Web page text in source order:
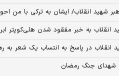
شهید انقلاب/ ایشان به ترکی با من
انقلاب به خبر مفقود شدن هلی‌کوپتر
انقلاب در پاسخ به انتساب یک شعر به
و شهدای جنگ رمضان